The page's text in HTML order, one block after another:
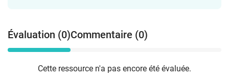
Évaluation (0)Commentaire (0)
Cette ressource n'a pas encore été évaluée.